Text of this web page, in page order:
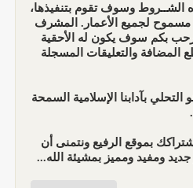
الشــروط وسوف تقوم بتنفيذها،
مسموح لجميع الأعمار. المشرف
بكم سوف يكون له الأحقية
المضافة والتعليقات المسجلة
بآدابنا الإسلامية السمحة
بموقع الرفيع ونتمنى أن
ومفيد ومميز بمشيئة الله...